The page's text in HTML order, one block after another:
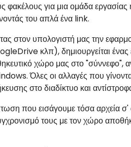
φακέλους για μια ομάδα
του απλά ένα link.
στον υπολογιστή μας την
κλπ), δημιουργείται ένας
χώρο μας στο "σύννεφο",
Όλες οι αλλαγές που
στο διαδίκτυο και
που εισάγουμε τόσα αρχεία σ'
τους με τον χώρο